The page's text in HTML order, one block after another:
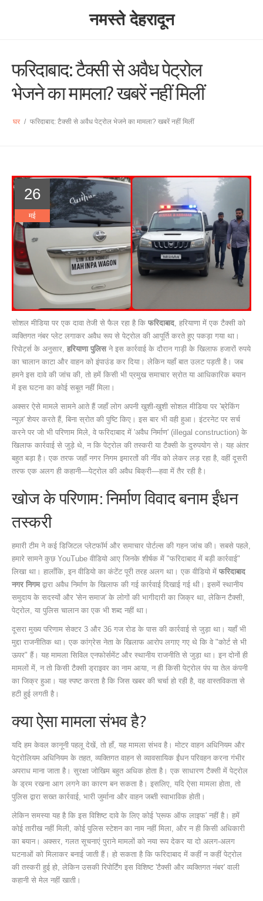
नमस्ते देहरादून
फरिदाबाद: टैक्सी से अवैध पेट्रोल
भेजने का मामला? खबरें नहीं मिलीं
घर / फरिदाबाद: टैक्सी से अवैध पेट्रोल भेजने का मामला? खबरें नहीं मिलीं
26
मई
सोशल मीडिया पर एक दावा तेजी से फैल रहा है कि फरिदाबाद हरियाणा में एक टैक्सी को
व्यक्तिगत नंबर प्लेट लगाकर अवैध रूप से पेट्रोल की आपूर्ति करते हुए पकड़ा गया था।
रिपोर्ट्स के अनुसार, हरियाणा पुलिसने इस कार्रवाई के दौरान गाड़ी के खिलाफ हजारों रुपये
का चालान काटा और वाहन को इंपाउंड कर दिया। लेकिन यहाँ बात उलट पड़ती है। जब
हमने इस दावे की जांच की, तो हमें किसी भी प्रमुख समाचार स्रोत या आधिकारिक बयान
में इस घटना का कोई सबूत नहीं मिला।
अक्सर ऐसे मामले सामने आते हैं जहाँ लोग अपनी खुशी-खुशी सोशल मीडिया पर 'ब्रेकिंग
न्यूज़' शेयर करते हैं, बिना स्रोत की पुष्टि किए। इस बार भी वही हुआ। इंटरनेट पर सर्च
करने पर जो भी परिणाम मिले, वे फरिदाबाद में 'अवैध निर्माण' (illegal construction) के
खिलाफ कार्रवाई से जुड़े थे, न कि पेट्रोल की तस्करी या टैक्सी के दुरुपयोग से। यह अंतर
बहुत बड़ा है। एक तरफ जहाँ नगर निगम इमारतों की नींव को लेकर लड़ रहा है, वहीं दूसरी
तरफ एक अलग ही कहानी—पेट्रोल की अवैध बिक्री—हवा में तैर रही है।
खोज के परिणाम: निर्माण विवाद बनाम ईंधन
तस्करी
हमारी टीम ने कई डिजिटल प्लेटफॉर्म और समाचार पोर्टल्स की गहन जांच की। सबसे पहले,
हमारे सामने कुछ YouTube वीडियो आए जिनके शीर्षक में "फरिदाबाद में बड़ी कार्रवाई"
लिखा था। हालाँकि, इन वीडियो का कंटेंट पूरी तरह अलग था। एक वीडियो में फरिदाबाद
नगर निगमद्वारा अवैध निर्माण के खिलाफ की गई कार्रवाई दिखाई गई थी। इसमें स्थानीय
समुदाय के सदस्यों और 'सेन समाज' के लोगों की भागीदारी का जिक्र था, लेकिन टैक्सी,
पेट्रोल, या पुलिस चालान का एक भी शब्द नहीं था।
दूसरा मुख्य परिणाम सेक्टर 3 और 36 गज रोड के पास की कार्रवाई से जुड़ा था। यहाँ भी
मुद्दा राजनीतिक था। एक कांग्रेस नेता के खिलाफ आरोप लगाए गए थे कि वे "कोर्ट से भी
ऊपर" हैं। यह मामला सिविल एनफोर्समेंट और स्थानीय राजनीति से जुड़ा था। इन दोनों ही
मामलों में, न तो किसी टैक्सी ड्राइवर का नाम आया, न ही किसी पेट्रोल पंप या तेल कंपनी
का जिक्र हुआ। यह स्पष्ट करता है कि जिस खबर की चर्चा हो रही है, वह वास्तविकता से
हटी हुई लगती है।
क्या ऐसा मामला संभव है?
यदि हम केवल कानूनी पहलू देखें, तो हाँ, यह मामला संभव है। मोटर वाहन अधिनियम और
पेट्रोलियम अधिनियम के तहत, व्यक्तिगत वाहन से व्यावसायिक ईंधन परिवहन करना गंभीर
अपराध माना जाता है। सुरक्षा जोखिम बहुत अधिक होता है। एक साधारण टैक्सी में पेट्रोल
के ड्रम रखना आग लगने का कारण बन सकता है। इसलिए, यदि ऐसा मामला होता, तो
पुलिस द्वारा सख्त कार्रवाई, भारी जुर्माना और वाहन जब्ती स्वाभाविक होती।
लेकिन समस्या यह है कि इस विशिष्ट दावे के लिए कोई 'प्रूफ ऑफ लाइफ' नहीं है। हमें
कोई तारीख नहीं मिली, कोई पुलिस स्टेशन का नाम नहीं मिला, और न ही किसी अधिकारी
का बयान। अक्सर, गलत सूचनाएं पुराने मामलों को नया रूप देकर या दो अलग-अलग
घटनाओं को मिलाकर बनाई जाती हैं। हो सकता है कि फरिदाबाद में कहीं न कहीं पेट्रोल
की तस्करी हुई हो, लेकिन उसकी रिपोर्टिंग इस विशिष्ट 'टैक्सी और व्यक्तिगत नंबर' वाली
कहानी से मेल नहीं खाती।